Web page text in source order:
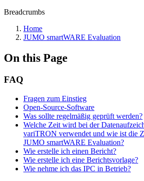
Breadcrumbs
Home
JUMO smartWARE Evaluation
On this Page
FAQ
Fragen zum Einstieg
Open-Source-Software
Was sollte regelmäßig geprüft werden?
Welche Zeit wird bei der
variTRON verwendet und wie ist die
JUMO smartWARE Evaluation?
Wie erstelle ich einen Bericht?
Wie erstelle ich eine Berichtsvorlage?
Wie nehme ich das IPC in Betrieb?